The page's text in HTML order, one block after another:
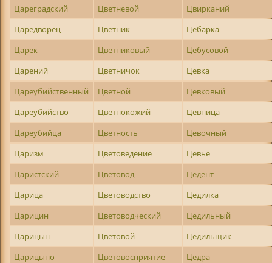
Цареградский
Цветневой
Цвирканий
Царедворец
Цветник
Цебарка
Царек
Цветниковый
Цебусовой
Царений
Цветничок
Цевка
Цареубийственный
Цветной
Цевковый
Цареубийство
Цветнокожий
Цевница
Цареубийца
Цветность
Цевочный
Царизм
Цветоведение
Цевье
Царистский
Цветовод
Цедент
Царица
Цветоводство
Цедилка
Царицин
Цветоводческий
Цедильный
Царицын
Цветовой
Цедильщик
Царицыно
Цветовосприятие
Цедра